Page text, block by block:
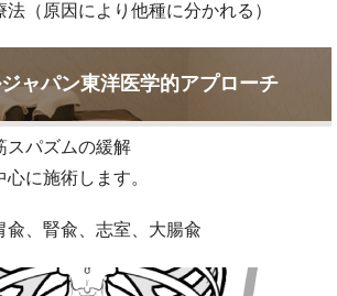
（原因により他種に分かれる）
ャパン東洋医学的アプローチ
スパズムの緩解
に施術します。
兪、腎兪、志室、大腸兪